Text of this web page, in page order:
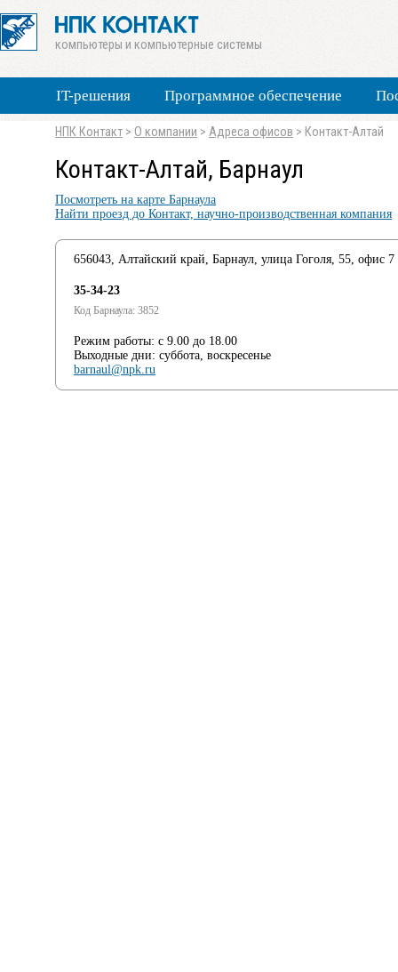
IT-решения Программное обеспечение
компьютеры и компьютерные системы
НПК Контакт > О компании > Адреса офисов > Контакт-Алтай
Контакт-Алтай, Барнаул
Посмотреть на карте Барнаула
Найти проезд до Контакт, научно-производственная компания
656043, Алтайский край, Барнаул, улица Гоголя, 55, офис 7
35-34-23
Код Барнаула: 3852
Режим работы: с 9.00 до 18.00
Выходные дни: суббота, воскресенье
barnaul@npk.ru